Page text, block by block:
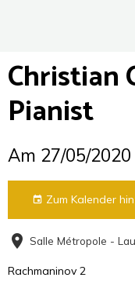
Christian
Pianist
Am 27/05/2020
Zum Kalender
Salle Métropole -
Rachmaninov 2